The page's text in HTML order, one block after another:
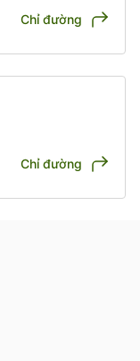
Chỉ đường
Chỉ đường